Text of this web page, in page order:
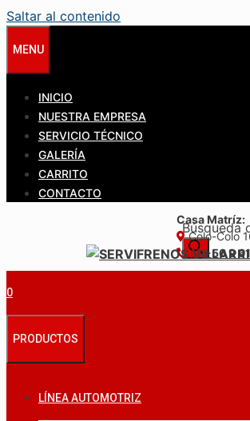
Saltar al contenido
MENU
INICIO
NUESTRA EMPRESA
SERVICIO TÉCNICO
GALERÍA
CARRITO
CONTACTO
Búsqueda
Casa Matríz:
Colo-Colo
+56 9
0
PRODUCTOS
LÍNEA AUTOMOTRIZ